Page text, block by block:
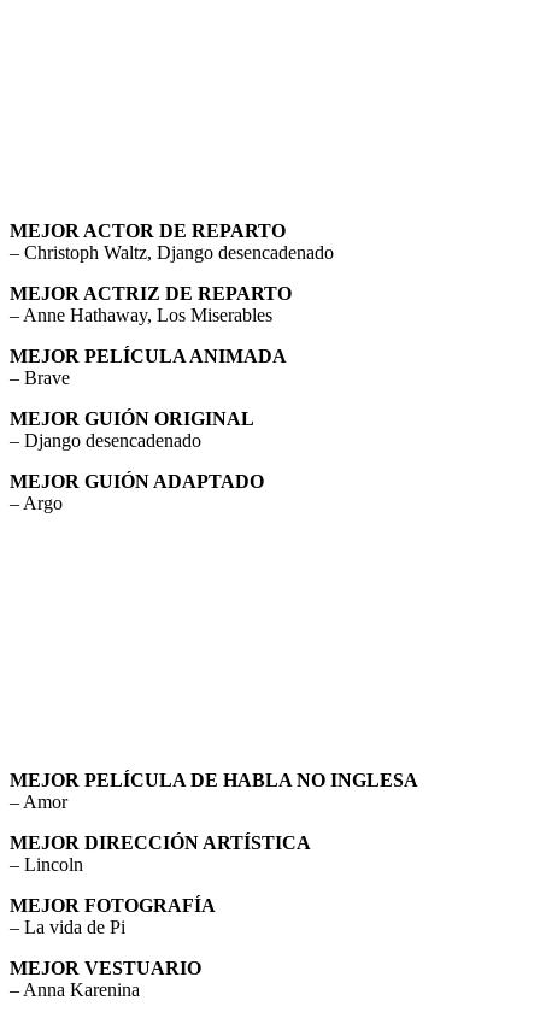
MEJOR ACTOR DE REPARTO
– Christoph Waltz, Django desencadenado
MEJOR ACTRIZ DE REPARTO
– Anne Hathaway, Los Miserables
MEJOR PELÍCULA ANIMADA
– Brave
MEJOR GUIÓN ORIGINAL
– Django desencadenado
MEJOR GUIÓN ADAPTADO
– Argo
MEJOR PELÍCULA DE HABLA NO INGLESA
– Amor
MEJOR DIRECCIÓN ARTÍSTICA
– Lincoln
MEJOR FOTOGRAFÍA
– La vida de Pi
MEJOR VESTUARIO
– Anna Karenina